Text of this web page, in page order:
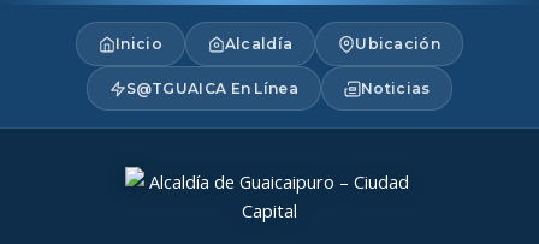
Inicio Alcaldía Ubicación
S@TGUAICA En Línea Noticias